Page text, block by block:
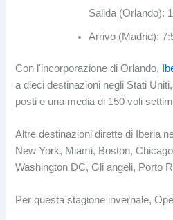
Salida (Orlando):
Arrivo (Madrid):
Con l'incorporazione di Orlando,
a dieci destinazioni negli Stati
posti e una media di 150 voli
Altre destinazioni dirette di Iberia
New York, Miami, Boston,
Washington DC, Gli angeli, Porto
Per questa stagione invernale,